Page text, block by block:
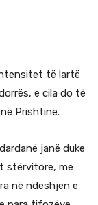
të lartë
e cila do të
Prishtinë.
janë duke
stërvitore, me
në ndeshjen e